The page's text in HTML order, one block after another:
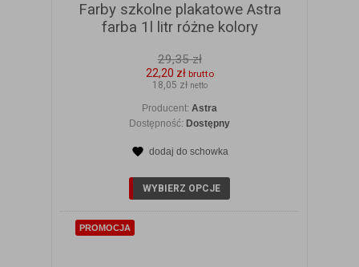
Farby szkolne plakatowe Astra
farba 1l litr różne kolory
29,35 zł
22,20 zł brutto
18,05 zł netto
Producent: Astra
Dostępność: Dostępny
dodaj do schowka
WYBIERZ OPCJE
PROMOCJA